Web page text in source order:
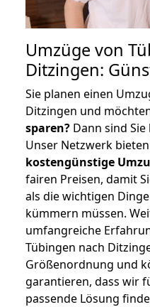
Umzüge von
Ditzingen:
Sie planen einen
Ditzingen und
sparen? Dann sind
Unser Netzwerk
kostengünstige
fairen Preisen, damit
als die wichtigen
kümmern müssen.
umfangreiche
Tübingen nach
Größenordnung und
garantieren, dass wir
passende Lösung